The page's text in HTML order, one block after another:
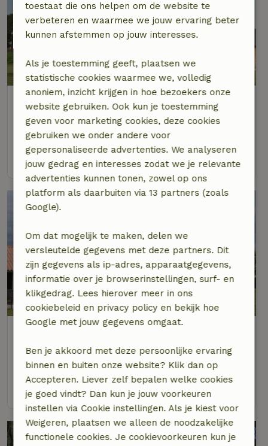
Natuurhuisje in Stramproy
Op 8 km afstand van Bree
4 personen2 slaapkamers
bekijk
Natuurhuisje in Weert
Op 9 km afstand van Bree
4 personen2 slaapkamers
toestaat die ons helpen om de website te
verbeteren en waarmee we jouw ervaring beter
kunnen afstemmen op jouw interesses.
Als je toestemming geeft, plaatsen we
statistische cookies waarmee we, volledig
anoniem, inzicht krijgen in hoe bezoekers onze
website gebruiken. Ook kun je toestemming
geven voor marketing cookies, deze cookies
gebruiken we onder andere voor
gepersonaliseerde advertenties. We analyseren
jouw gedrag en interesses zodat we je relevante
advertenties kunnen tonen, zowel op ons
platform als daarbuiten via 13 partners (zoals
Google).
Om dat mogelijk te maken, delen we
versleutelde gegevens met deze partners. Dit
zijn gegevens als ip-adres, apparaatgegevens,
informatie over je browserinstellingen, surf- en
klikgedrag. Lees hierover meer in ons
cookiebeleid en privacy policy en bekijk hoe
Google met jouw gegevens omgaat.
Ben je akkoord met deze persoonlijke ervaring
binnen en buiten onze website? Klik dan op
Accepteren. Liever zelf bepalen welke cookies
je goed vindt? Dan kun je jouw voorkeuren
instellen via Cookie instellingen. Als je kiest voor
Weigeren, plaatsen we alleen de noodzakelijke
functionele cookies. Je cookievoorkeuren kun je